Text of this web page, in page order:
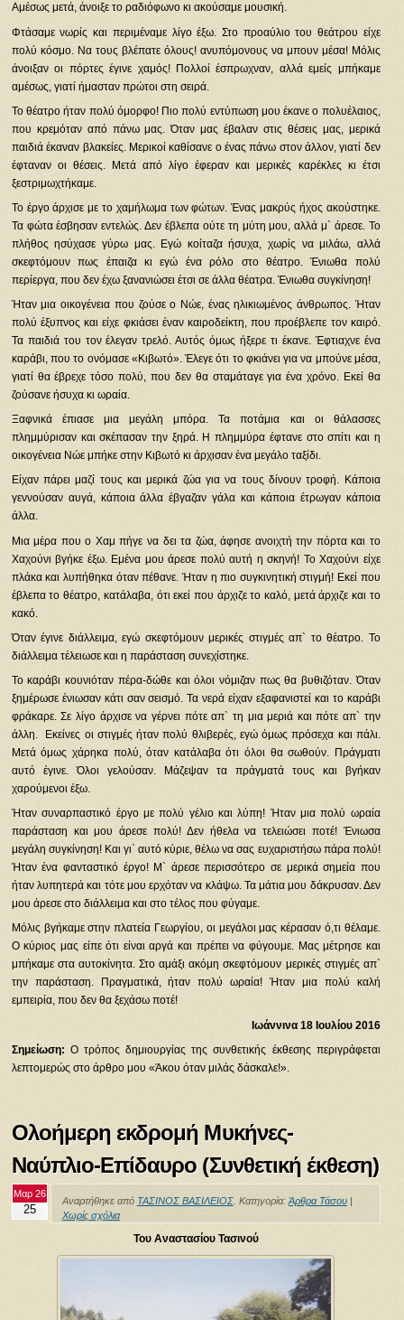
Αμέσως μετά, άνοιξε το ραδιόφωνο κι ακούσαμε μουσική.
Φτάσαμε νωρίς και περιμέναμε λίγο έξω. Στο προαύλιο του θεάτρου είχε
πολύ κόσμο. Να τους βλέπατε όλους! ανυπόμονους να μπουν μέσα! Μόλις
άνοιξαν οι πόρτες έγινε χαμός! Πολλοί έσπρωχναν, αλλά εμείς μπήκαμε
αμέσως, γιατί ήμασταν πρώτοι στη σειρά.
Το θέατρο ήταν πολύ όμορφο! Πιο πολύ εντύπωση μου έκανε ο πολυέλαιος,
που κρεμόταν από πάνω μας. Όταν μας έβαλαν στις θέσεις μας, μερικά
παιδιά έκαναν βλακείες. Μερικοί καθίσανε ο ένας πάνω στον άλλον, γιατί δεν
έφταναν οι θέσεις. Μετά από λίγο έφεραν και μερικές καρέκλες κι έτσι
ξεστριμωχτήκαμε.
Το έργο άρχισε με το χαμήλωμα των φώτων. Ένας μακρύς ήχος ακούστηκε.
Τα φώτα έσβησαν εντελώς. Δεν έβλεπα ούτε τη μύτη μου, αλλά μ` άρεσε. Το
πλήθος ησύχασε γύρω μας. Εγώ κοίταζα ήσυχα, χωρίς να μιλάω, αλλά
σκεφτόμουν πως έπαιζα κι εγώ ένα ρόλο στο θέατρο. Ένιωθα πολύ
περίεργα, που δεν έχω ξανανιώσει έτσι σε άλλα θέατρα. Ένιωθα συγκίνηση!
Ήταν μια οικογένεια που ζούσε ο Νώε, ένας ηλικιωμένος άνθρωπος. Ήταν
πολύ έξυπνος και είχε φκιάσει έναν καιροδείκτη, που προέβλεπε τον καιρό.
Τα παιδιά του τον έλεγαν τρελό. Αυτός όμως ήξερε τι έκανε. Έφτιαχνε ένα
καράβι, που το ονόμασε «Κιβωτό». Έλεγε ότι το φκιάνει για να μπούνε μέσα,
γιατί θα έβρεχε τόσο πολύ, που δεν θα σταμάταγε για ένα χρόνο. Εκεί θα
ζούσανε ήσυχα κι ωραία.
Ξαφνικά έπιασε μια μεγάλη μπόρα. Τα ποτάμια και οι θάλασσες
πλημμύρισαν και σκέπασαν την ξηρά. Η πλημμύρα έφτανε στο σπίτι και η
οικογένεια Νώε μπήκε στην Κιβωτό κι άρχισαν ένα μεγάλο ταξίδι.
Είχαν πάρει μαζί τους και μερικά ζώα για να τους δίνουν τροφή. Κάποια
γεννούσαν αυγά, κάποια άλλα έβγαζαν γάλα και κάποια έτρωγαν κάποια
άλλα.
Μια μέρα που ο Χαμ πήγε να δει τα ζώα, άφησε ανοιχτή την πόρτα και το
Χαχούνι βγήκε έξω. Εμένα μου άρεσε πολύ αυτή η σκηνή! Το Χαχούνι είχε
πλάκα και λυπήθηκα όταν πέθανε. Ήταν η πιο συγκινητική στιγμή! Εκεί που
έβλεπα το θέατρο, κατάλαβα, ότι εκεί που άρχιζε το καλό, μετά άρχιζε και το
κακό.
Όταν έγινε διάλλειμα, εγώ σκεφτόμουν μερικές στιγμές απ` το θέατρο. Το
διάλλειμα τέλειωσε και η παράσταση συνεχίστηκε.
Το καράβι κουνιόταν πέρα-δώθε και όλοι νόμιζαν πως θα βυθιζόταν. Όταν
ξημέρωσε ένιωσαν κάτι σαν σεισμό. Τα νερά είχαν εξαφανιστεί και το καράβι
φράκαρε. Σε λίγο άρχισε να γέρνει πότε απ` τη μια μεριά και πότε απ` την
άλλη. Εκείνες οι στιγμές ήταν πολύ θλιβερές, εγώ όμως πρόσεχα και πάλι.
Μετά όμως χάρηκα πολύ, όταν κατάλαβα ότι όλοι θα σωθούν. Πράγματι
αυτό έγινε. Όλοι γελούσαν. Μάζεψαν τα πράγματά τους και βγήκαν
χαρούμενοι έξω.
Ήταν συναρπαστικό έργο με πολύ γέλιο και λύπη! Ήταν μια πολύ ωραία
παράσταση και μου άρεσε πολύ! Δεν ήθελα να τελειώσει ποτέ! Ένιωσα
μεγάλη συγκίνηση! Και γι` αυτό κύριε, θέλω να σας ευχαριστήσω πάρα πολύ!
Ήταν ένα φανταστικό έργο! Μ` άρεσε περισσότερο σε μερικά σημεία που
ήταν λυπητερά και τότε μου ερχόταν να κλάψω. Τα μάτια μου δάκρυσαν. Δεν
μου άρεσε στο διάλλειμα και στο τέλος που φύγαμε.
Μόλις βγήκαμε στην πλατεία Γεωργίου, οι μεγάλοι μας κέρασαν ό,τι θέλαμε.
Ο κύριος μας είπε ότι είναι αργά και πρέπει να φύγουμε. Μας μέτρησε και
μπήκαμε στα αυτοκίνητα. Στο αμάξι ακόμη σκεφτόμουν μερικές στιγμές απ`
την παράσταση. Πραγματικά, ήταν πολύ ωραία! Ήταν μια πολύ καλή
εμπειρία, που δεν θα ξεχάσω ποτέ!
Ιωάννινα 18 Ιουλίου 2016
Σημείωση: Ο τρόπος δημιουργίας της συνθετικής έκθεσης περιγράφεται
λεπτομερώς στο άρθρο μου «Άκου όταν μιλάς δάσκαλε!».
Ολοήμερη εκδρομή Μυκήνες-
Ναύπλιο-Επίδαυρο (Συνθετική έκθεση)
Μαρ 26
25
Αναρτήθηκε από ΤΑΣΙΝΟΣ ΒΑΣΙΛΕΙΟΣ. Κατηγορία: Άρθρα Τάσου|
Χωρίς σχόλια
Του Αναστασίου Τασινού